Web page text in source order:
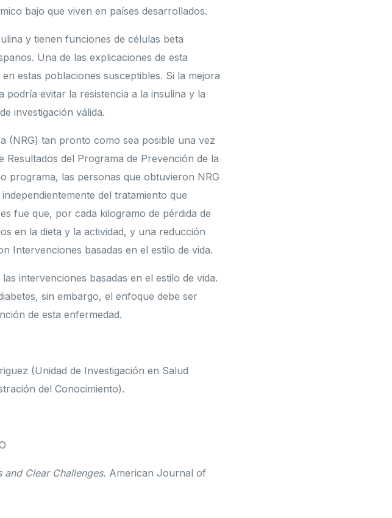
bajo que viven en países desarrollados.
y tienen funciones de células beta
Una de las explicaciones de esta
estas poblaciones susceptibles. Si la mejora
evitar la resistencia a la insulina y la
investigación válida.
(NRG) tan pronto como sea posible una vez
Resultados del Programa de Prevención de la
programa, las personas que obtuvieron NRG
del tratamiento que
fue que, por cada kilogramo de pérdida de
en la dieta y la actividad, y una reducción
Intervenciones basadas en el estilo de vida.
intervenciones basadas en el estilo de vida.
sin embargo, el enfoque debe ser
de esta enfermedad.
(Unidad de Investigación en Salud
del Conocimiento).
Clear Challenges. American Journal of